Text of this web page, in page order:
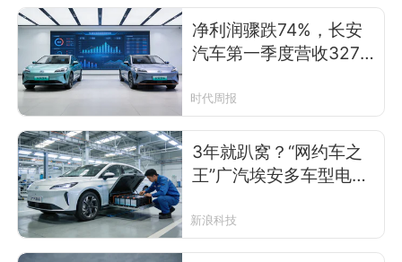
净利润骤跌74%，长安
汽车第一季度营收327
蓝能否拉动销量？
时代周报
3年就趴窝？“网约车之
王”广汽埃安多车型电池
新浪科技